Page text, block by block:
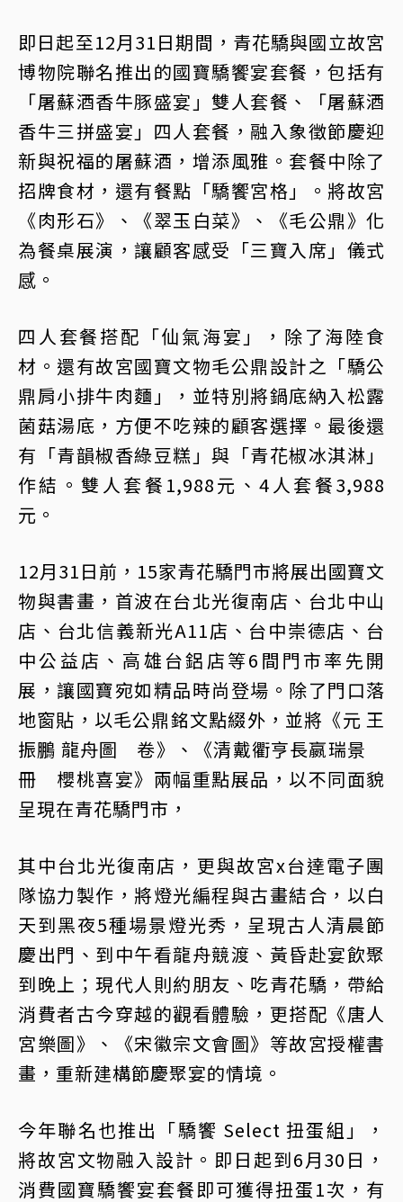
即日起至12月31日期間，青花驕與國立故宮
博物院聯名推出的國寶驕饗宴套餐，包括有
「屠蘇酒香牛豚盛宴」雙人套餐、「屠蘇酒
香牛三拼盛宴」四人套餐，融入象徵節慶迎
新與祝福的屠蘇酒，增添風雅。套餐中除了
招牌食材，還有餐點「驕饗宮格」。將故宮
《肉形石》、《翠玉白菜》、《毛公鼎》化
為餐桌展演，讓顧客感受「三寶入席」儀式
感。
四人套餐搭配「仙氣海宴」，除了海陸食
材。還有故宮國寶文物毛公鼎設計之「驕公
鼎肩小排牛肉麵」，並特別將鍋底納入松露
菌菇湯底，方便不吃辣的顧客選擇。最後還
有「青韻椒香綠豆糕」與「青花椒冰淇淋」
作結。雙人套餐1,988元、4人套餐3,988
元。
12月31日前，15家青花驕門市將展出國寶文
物與書畫，首波在台北光復南店、台北中山
店、台北信義新光A11店、台中崇德店、台
中公益店、高雄台鋁店等6間門市率先開
展，讓國寶宛如精品時尚登場。除了門口落
地窗貼，以毛公鼎銘文點綴外，並將《元 王
振鵬 龍舟圖 卷》、《清戴衢亨長嬴瑞景
冊 櫻桃喜宴》兩幅重點展品，以不同面貌
呈現在青花驕門市，
其中台北光復南店，更與故宮x台達電子團
隊協力製作，將燈光編程與古畫結合，以白
天到黑夜5種場景燈光秀，呈現古人清晨節
慶出門、到中午看龍舟競渡、黃昏赴宴飲聚
到晚上；現代人則約朋友、吃青花驕，帶給
消費者古今穿越的觀看體驗，更搭配《唐人
宮樂圖》、《宋徽宗文會圖》等故宮授權書
畫，重新建構節慶聚宴的情境。
今年聯名也推出「驕饗 Select 扭蛋組」，
將故宮文物融入設計。即日起到6月30日，
消費國寶驕饗宴套餐即可獲得扭蛋1次，有